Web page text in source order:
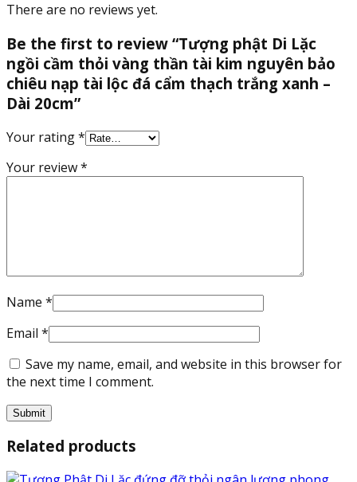
There are no reviews yet.
Be the first to review “Tượng phật Di Lặc
ngồi cầm thỏi vàng thần tài kim nguyên bảo
chiêu nạp tài lộc đá cẩm thạch trắng xanh –
Dài 20cm”
Your rating*
Your review*
Name *
Email *
Save my name, email, and website in this browser for
the next time I comment.
Related products